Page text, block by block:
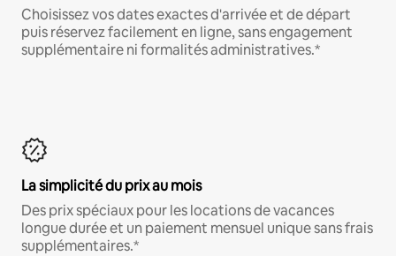
Choisissez vos dates exactes d'arrivée et de départ
puis réservez facilement en ligne, sans engagement
supplémentaire ni formalités administratives.*
La simplicité du prix au mois
Des prix spéciaux pour les locations de vacances
longue durée et un paiement mensuel unique sans frais
supplémentaires.*